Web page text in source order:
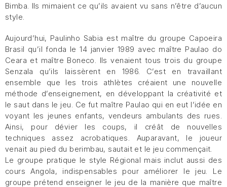
Bimba. Ils mimaient ce qu’ils avaient vu sans n’être d’aucun
style.
Aujourd’hui, Paulinho Sabia est maître du groupe Capoeira
Brasil qu’il fonda le 14 janvier 1989 avec maître Paulao do
Ceara et maître Boneco. Ils venaient tous trois du groupe
Senzala qu’ils laissèrent en 1986. C’est en travaillant
ensemble que les trois athlètes créaient une nouvelle
méthode d’enseignement, en développant la créativité et
le saut dans le jeu. Ce fut maître Paulao qui en eut l’idée en
voyant les jeunes enfants, vendeurs ambulants des rues.
Ainsi, pour dévier les coups, il créât de nouvelles
techniques assez acrobatiques. Auparavant, le joueur
venait au pied du berimbau, sautait et le jeu commençait.
Le groupe pratique le style Régional mais inclut aussi des
cours Angola, indispensables pour améliorer le jeu. Le
groupe prétend enseigner le jeu de la manière que maître